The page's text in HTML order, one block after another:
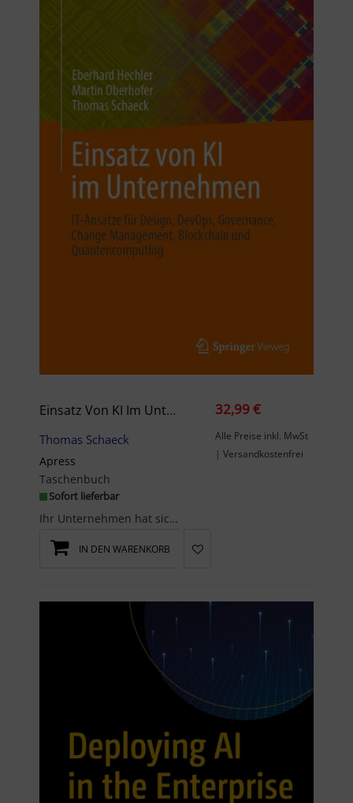
Einsatz Von KI Im Unternehmen
Thomas Schaeck
Apress
Taschenbuch
Sofort lieferbar
Ihr Unternehmen hat sich für KI entschieden. Glückwunsch, was nun? Dieses praktische Buch bietet ...
32,99 €
Alle Preise inkl. MwSt
| Versandkostenfrei
IN DEN WARENKORB